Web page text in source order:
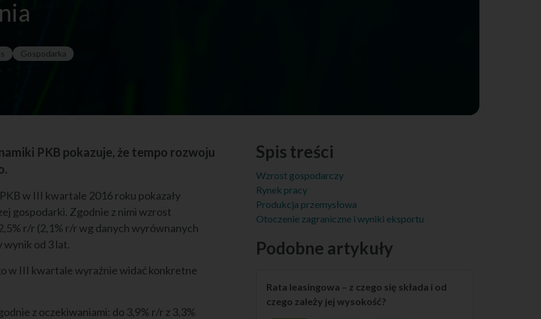
Gospodarka
PKB pokazuje, że tempo rozwoju
w III kwartale 2016 roku pokazały
gospodarki. Zgodnie z nimi wzrost
r/r (2,1% r/r wg danych wyrównanych
wynik od 3 lat.
w III kwartale wyraźnie widać konkretne
z oczekiwaniami: do 3,9% r/r z 3,3%
Spis treści
Wzrost gospodarczy
Rynek pracy
Produkcja przemysłowa
Otoczenie zagraniczne i wyniki eksportu
Podobne artykuły
Rata leasingowa – z czego się składa i od
czego zależy jej wysokość?